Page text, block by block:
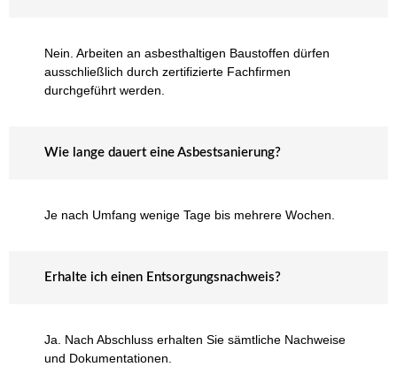
Nein. Arbeiten an asbesthaltigen Baustoffen dürfen
ausschließlich durch zertifizierte Fachfirmen
durchgeführt werden.
Wie lange dauert eine Asbestsanierung?
Je nach Umfang wenige Tage bis mehrere Wochen.
Erhalte ich einen Entsorgungsnachweis?
Ja. Nach Abschluss erhalten Sie sämtliche Nachweise
und Dokumentationen.